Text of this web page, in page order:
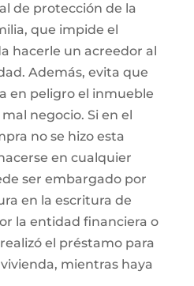
de protección de la
que impide el
hacerle un acreedor al
Además, evita que
en peligro el inmueble
negocio. Si en el
no se hizo esta
en cualquier
ser embargado por
en la escritura de
la entidad financiera o
el préstamo para
mientras haya